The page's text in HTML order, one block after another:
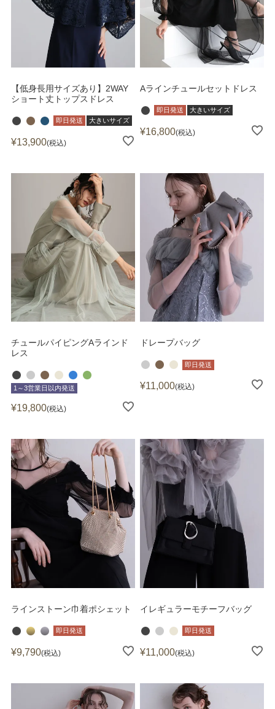
【低身長用サイズあり】2WAY
ショート丈トップスドレス
即日発送 大きいサイズ
¥13,900 税込
Aラインチュールセットドレス
即日発送 大きいサイズ
¥16,800 税込
チュールパイピングAラインド
レス
1～3営業日以内発送
¥19,800 税込
ドレープバッグ
即日発送
¥11,000 税込
ラインストーン巾着ポシェット
即日発送
¥9,790 税込
イレギュラーモチーフバッグ
即日発送
¥11,000 税込